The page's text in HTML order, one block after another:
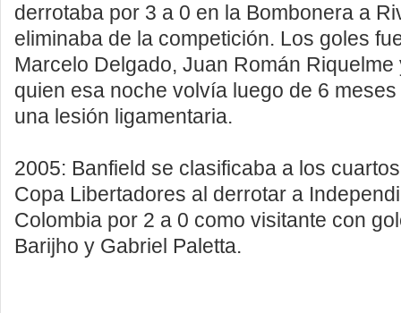
derrotaba por 3 a 0 en la Bombonera a
eliminaba de la competición. Los goles
Marcelo Delgado, Juan Román
quien esa noche volvía luego de 6
una lesión ligamentaria.
2005: Banfield se clasificaba a los
Copa Libertadores al derrotar a
Colombia por 2 a 0 como visitante con
Barijho y Gabriel Paletta.